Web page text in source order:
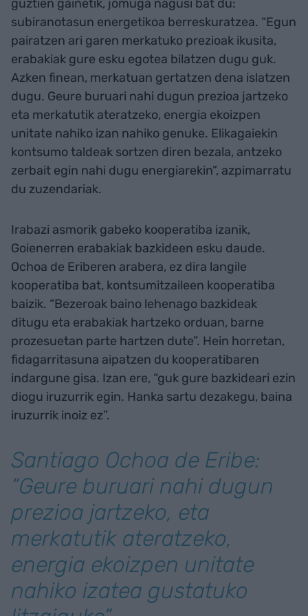
guztien gainetik, jomuga nagusi bat du:
subiranotasun energetikoa berreskuratzea. “Egun
pairatzen ari garen merkatuko prezioak ikusita,
erabakiak gure esku egotea bilatzen dugu guk.
Azken finean, merkatuan gertatzen dena islatzen
dugu. Geure buruari nahi dugun prezioa jartzeko
eta merkatutik ateratzeko, energia ekoizpen
unitate nahiko izan nahiko genuke. Elikagaiekin
kontsumo taldeak sortzen diren bezala, antzeko
zerbait egin nahi dugu energiarekin”, azpimarratu
du zuzendariak.
Irabazi asmorik gabeko kooperatiba izanik,
Goienerren erabakiak bazkideen esku daude.
Ochoa de Eriberen arabera, ez dira langile
kooperatiba bat, kontsumitzaileen kooperatiba
baizik. “Bezeroak baino lehenago bazkideak
ditugu eta erabakiak hartzeko orduan, barne
prozesuetan parte hartzen dute”. Hein horretan,
fidagarritasuna aipatzen du kooperatibaren
indargune gisa. Izan ere, “guk gure bazkideari ezin
diogu iruzurrik egin. Hanka sartu dezakegu, baina
iruzurrik inoiz ez”.
Santiago Ochoa de Eribe:
“Geure buruari nahi dugun
prezioa jartzeko, eta
merkatutik ateratzeko,
energia ekoizpen unitate
nahiko izatea gustatuko